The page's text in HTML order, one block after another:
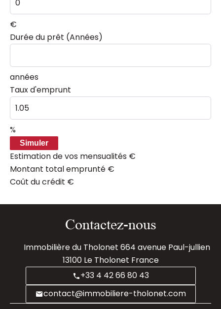
€
Durée du prêt (Années)
années
Taux d'emprunt
%
Simuler
Estimation de vos mensualités €
Montant total emprunté €
Coût du crédit €
Contactez-nous
Immobilière du Tholonet 664 avenue Paul-jullien
13100Le Tholonet France
+33 4 42 66 80 43
contact@immobiliere-tholonet.com